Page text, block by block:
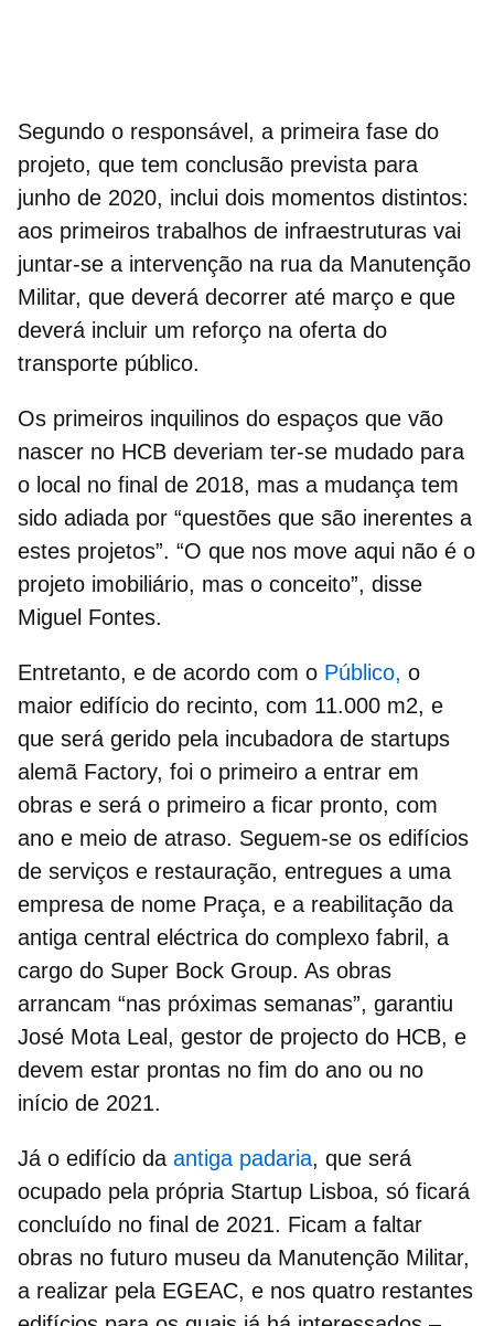
Segundo o responsável, a primeira fase do
projeto, que tem conclusão prevista para
junho de 2020, inclui dois momentos distintos:
aos primeiros trabalhos de infraestruturas vai
juntar-se a intervenção na rua da Manutenção
Militar, que deverá decorrer até março e que
deverá incluir um reforço na oferta do
transporte público.
Os primeiros inquilinos do espaços que vão
nascer no HCB deveriam ter-se mudado para
o local no final de 2018, mas a mudança tem
sido adiada por “questões que são inerentes a
estes projetos”. “O que nos move aqui não é o
projeto imobiliário, mas o conceito”, disse
Miguel Fontes.
Entretanto, e de acordo com o Público, o
maior edifício do recinto, com 11.000 m2, e
que será gerido pela incubadora de startups
alemã Factory, foi o primeiro a entrar em
obras e será o primeiro a ficar pronto, com
ano e meio de atraso. Seguem-se os edifícios
de serviços e restauração, entregues a uma
empresa de nome Praça, e a reabilitação da
antiga central eléctrica do complexo fabril, a
cargo do Super Bock Group. As obras
arrancam “nas próximas semanas”, garantiu
José Mota Leal, gestor de projecto do HCB, e
devem estar prontas no fim do ano ou no
início de 2021.
Já o edifício da antiga padaria, que será
ocupado pela própria Startup Lisboa, só ficará
concluído no final de 2021. Ficam a faltar
obras no futuro museu da Manutenção Militar,
a realizar pela EGEAC, e nos quatro restantes